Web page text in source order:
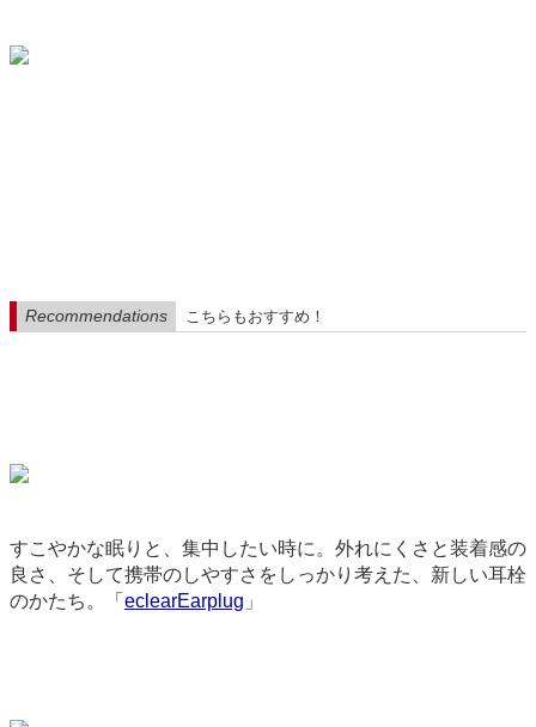
Recommendations こちらもおすすめ！
すこやかな眠りと、集中したい時に。外れにくさと装着感の
良さ、そして携帯のしやすさをしっかり考えた、新しい耳栓
のかたち。「 eclearEarplug 」